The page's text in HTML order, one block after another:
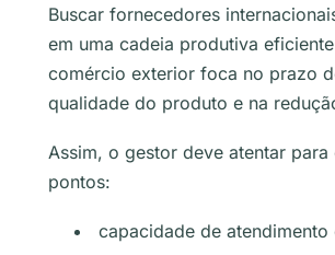
Buscar fornecedores
em uma cadeia produtiva
comércio exterior foca no prazo
qualidade do produto e na
Assim, o gestor deve atentar para
pontos:
capacidade de atendimento